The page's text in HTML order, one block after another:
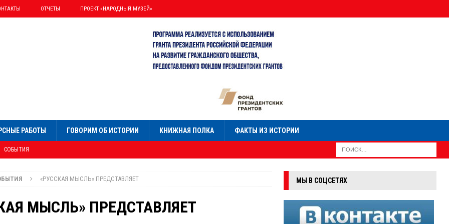
ОТЧЕТЫ ПРОЕКТ «НАРОДНЫЙ МУЗЕЙ»
РАБОТЫ ГОВОРИМ ОБ ИСТОРИИ КНИЖНАЯ ПОЛКА ФАКТЫ ИЗ ИСТОРИИ
СОБЫТИЯ
ПАЛЛАДИН
«РУССКАЯ МЫСЛЬ» ПРЕДСТАВЛЯЕТ
МЫСЛЬ» ПРЕДСТАВЛЯЕТ
МЫ В СОЦСЕТЯХ